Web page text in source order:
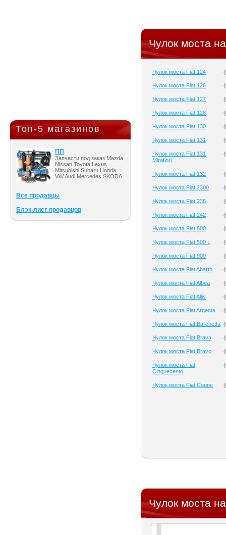
Топ-5 магазинов
ПП
Запчасти под заказ Mazda
Nissan Toyota Lexus
Mitsubishi Subaru Honda
VW Audi Mercedes SKODA
Все продавцы
Блэк-лист продавцов
Чулок моста
Чулок моста Fiat 124 (
Чулок моста Fiat 126 (
Чулок моста Fiat 127 (
Чулок моста Fiat 128 (
Чулок моста Fiat 130 (
Чулок моста Fiat 131 (
Чулок моста Fiat 131
Mirafiori
(
Чулок моста Fiat 132 (
Чулок моста Fiat 2300 (
Чулок моста Fiat 238 (
Чулок моста Fiat 242 (
Чулок моста Fiat 500 (
Чулок моста Fiat 500 L (
Чулок моста Fiat 900 (
Чулок моста Fiat Abarth (
Чулок моста Fiat Albea (
Чулок моста Fiat Allis (
Чулок моста Fiat Argenta (
Чулок моста Fiat Barchetta (
Чулок моста Fiat Brava (
Чулок моста Fiat Bravo (
Чулок моста Fiat
Cinquecento
(
Чулок моста Fiat Coupe (
Чулок моста